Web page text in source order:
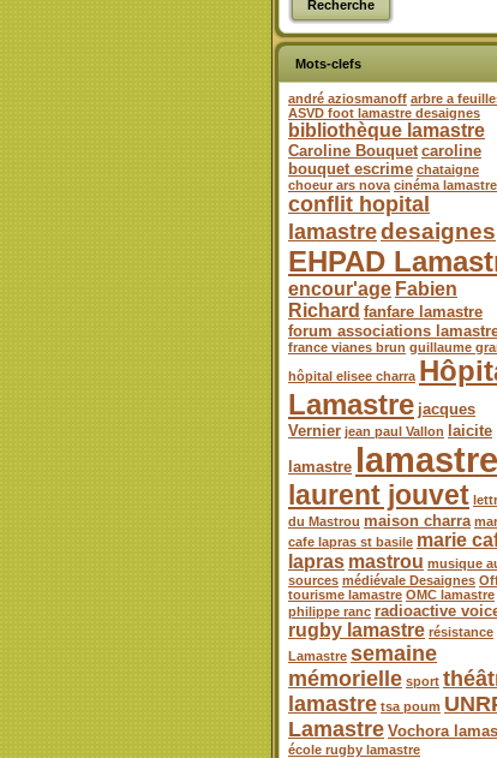
Mots-clefs
andré aziosmanoff arbre a
ASVD foot lamastre desaignes
bibliothèque lamastre
Caroline Bouquet caroline
bouquet escrime chataigne
choeur ars nova cinéma lamastre
conflit hopital
lamastredesaignes
EHPAD
encour'age Fabien
Richard fanfare lamastre
forum associations
france vianes brun guillaume
hôpital elisee charra
Lamastre jacques
Vernier jean paul Vallon
laicite
lamastre lamastre
laurent jouvet
du Mastrou maison charra
cafe lapras st basile marie
lapras mastrou musique
sources médiévale Desaignes
tourisme lamastre OMC lamastre
philippe ranc radioactive
rugby lamastre résistance
Lamastre semaine
mémorielle sport
lamastre tsa poum
Lamastre Vochora
école rugby lamastre